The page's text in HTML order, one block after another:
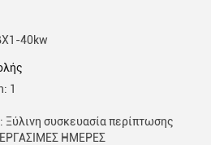
40kw
1
Ξύλινη συσκευασία περίπτωσης
ΗΜΕΡΕΣ